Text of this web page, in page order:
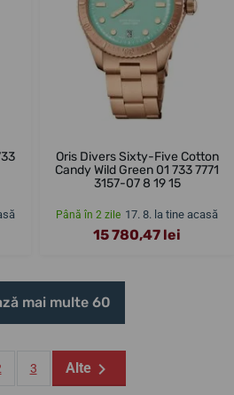
Oris Divers Sixty-Five Cotton
Candy Wild Green 01 733 7771
3157-07 8 19 15
Până în 2 zile 17. 8. la tine acasă
15 780,47 lei
mai multe 60
3 Alte